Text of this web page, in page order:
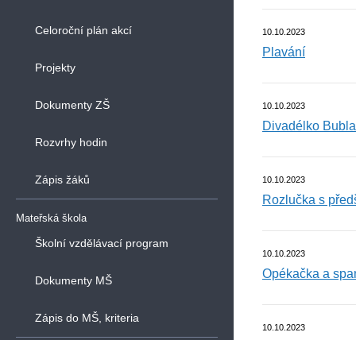
Celoroční plán akcí
Projekty
Dokumenty ZŠ
Rozvrhy hodin
Zápis žáků
Mateřská škola
Školní vzdělávací program
Dokumenty MŠ
Zápis do MŠ, kriteria
10.10.2023
Plavání
10.10.2023
Divadélko
10.10.2023
Rozlučka s
10.10.2023
Opékačka a
10.10.2023